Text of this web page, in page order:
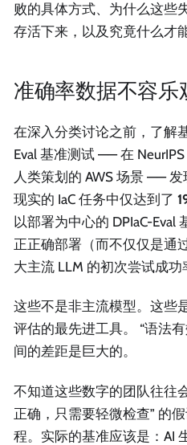
败的具体方式、为什么这些
存活下来，以及究竟什么才
准确率数据不容乐
在深入分类讨论之前，了解
Eval 基准测试 —— 在
人类策划的 AWS 场景 ——
现实的 IaC 任务中仅达到了
以部署为中心的 DPIaC-Eval
正正确部署（而不仅仅是通
大主流 LLM 的初次尝试成功
这些不是非主流模型。这些
评估的最先进工具。 “语法
间的差距是巨大的。
不知道这些数字的团队往往
正确，只需要轻微检查” 的
程。实际的基准应该是：AI